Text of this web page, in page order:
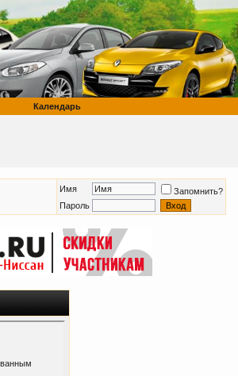
Календарь
Имя
Запомнить?
Пароль